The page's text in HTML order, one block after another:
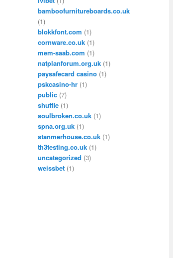
bamboofurnitureboards.co.uk
(1)
blokkfont.com (1)
cornware.co.uk (1)
mem-saab.com (1)
natplanforum.org.uk (1)
paysafecard casino (1)
pskcasino-hr (1)
public (7)
shuffle (1)
soulbroken.co.uk (1)
spna.org.uk (1)
stanmerhouse.co.uk (1)
th3testing.co.uk (1)
uncategorized (3)
weissbet (1)